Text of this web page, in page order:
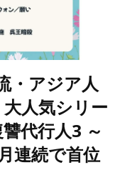
・アジア人
人気シリー
代行人3 ～
連続で首位